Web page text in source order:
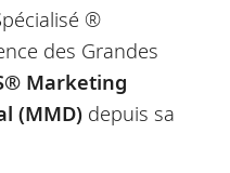
®
des Grandes
Marketing
(MMD) depuis sa